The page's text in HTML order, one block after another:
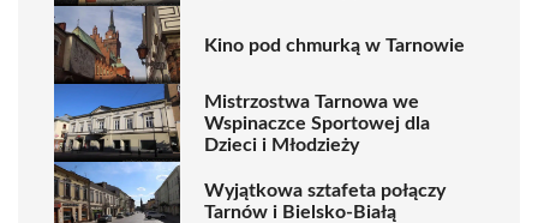
Kino pod chmurką w Tarnowie
Mistrzostwa Tarnowa we
Wspinaczce Sportowej dla
Dzieci i Młodzieży
Wyjątkowa sztafeta połączy
Tarnów i Bielsko-Białą